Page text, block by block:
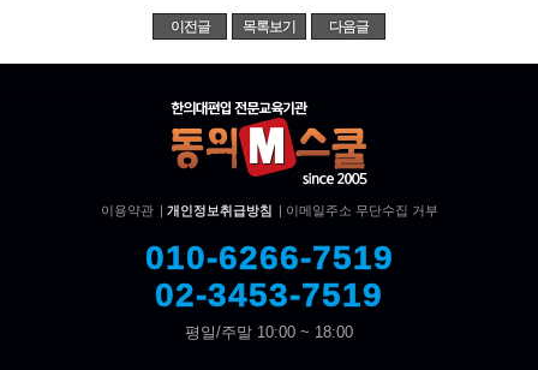
이전글 목록보기 다음글
이용약관 | 개인정보취급방침 | 이메일주소 무단수집 거부
010-6266-7519
02-3453-7519
평일/주말 10:00 ~ 18:00